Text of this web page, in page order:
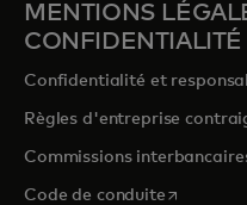
MENTIONS
CONFIDENTIALITÉ
Confidentialité et
Règles d'entreprise
Commissions
Code de conduites’ouvre